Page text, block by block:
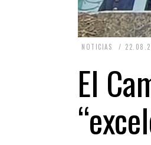
NOTICIAS
El